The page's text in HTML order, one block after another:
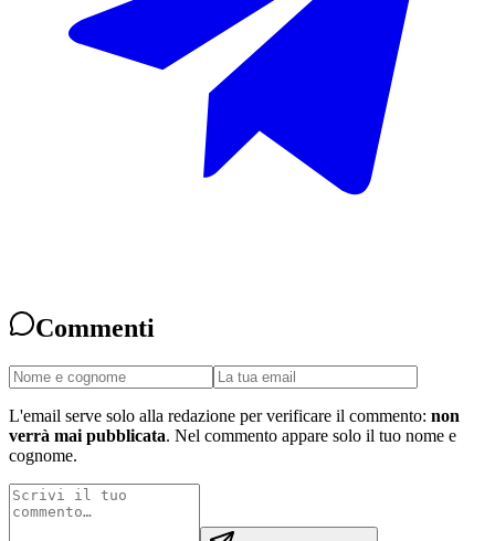
Commenti
L'email serve solo alla redazione per verificare il commento: non
verrà mai pubblicata. Nel commento appare solo il tuo nome e
cognome.